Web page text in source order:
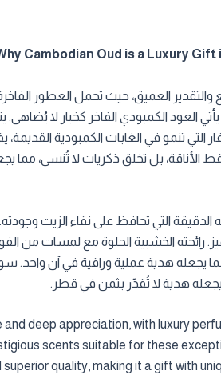
والتقدير العميق، حيث تحمل العطور
العود الكمبودي الفاخر كخيار لا
التي تنمو في الغابات الكمبودية
بل تخلق ذكريات لا تُنسى، مما يجعل
التي تحافظ على نقاء الزيت
الخشبية الحلوة مع لمسات من
هدية عملية وراقية في آن واحد.
هدية لا تُقدّر بثمن في قطر.
deep appreciation, with luxury
scents suitable for these
quality, making it a gift with